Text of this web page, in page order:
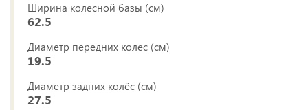
Ширина колёсной базы (см)
62.5
Диаметр передних колес (см)
19.5
Диаметр задних колёс (см)
27.5